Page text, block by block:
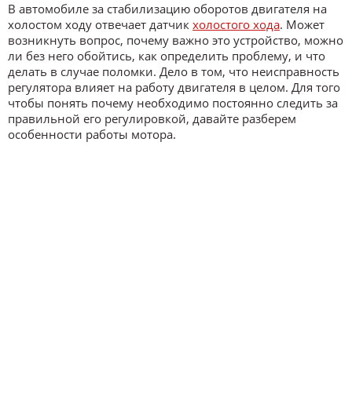
В автомобиле за стабилизацию оборотов двигателя на
холостом ходу отвечает датчик холостого хода. Может
возникнуть вопрос, почему важно это устройство, можно
ли без него обойтись, как определить проблему, и что
делать в случае поломки. Дело в том, что неисправность
регулятора влияет на работу двигателя в целом. Для того
чтобы понять почему необходимо постоянно следить за
правильной его регулировкой, давайте разберем
особенности работы мотора.